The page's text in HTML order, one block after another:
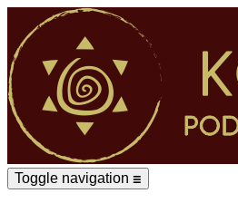
Toggle navigation ☰